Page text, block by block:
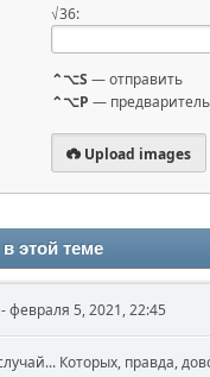
√36:
⌃⌥S — отправить
⌃⌥P —
Upload images
этой теме
- февраля 5, 2021, 22:45
Которых, правда,